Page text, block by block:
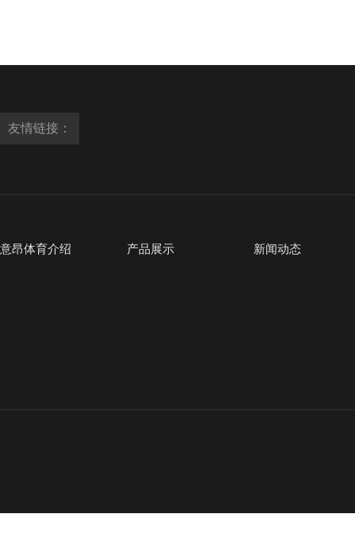
友情链接：
意昂体育介绍 产品展示 新闻动态